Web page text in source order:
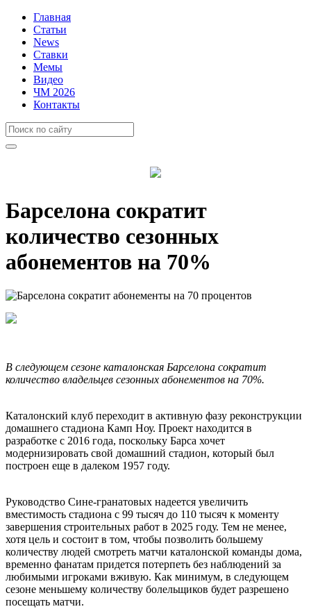
Главная
Статьи
News
Ставки
Мемы
Видео
ЧМ 2026
Контакты
Барселона сократит
количество сезонных
абонементов на 70%
В следующем сезоне каталонская Барселона сократит
количество владельцев сезонных абонементов на 70%.
Каталонский клуб переходит в активную фазу реконструкции
домашнего стадиона Камп Ноу. Проект находится в
разработке с 2016 года, поскольку Барса хочет
модернизировать свой домашний стадион, который был
построен еще в далеком 1957 году.
Руководство Сине-гранатовых надеется увеличить
вместимость стадиона с 99 тысяч до 110 тысяч к моменту
завершения строительных работ в 2025 году. Тем не менее,
хотя цель и состоит в том, чтобы позволить большему
количеству людей смотреть матчи каталонской команды дома,
временно фанатам придется потерпеть без наблюдений за
любимыми игроками вживую. Как минимум, в следующем
сезоне меньшему количеству болельщиков будет разрешено
посещать матчи.